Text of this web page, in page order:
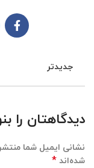
جدیدتر
دیدگاهتان را
نشانی ایمیل شما
شده‌اند *